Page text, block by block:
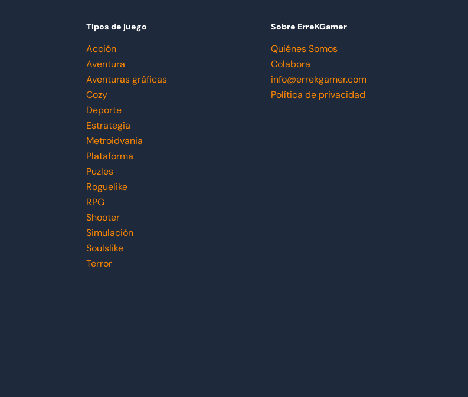
Tipos de juego
Acción
Aventura
Aventuras gráficas
Cozy
Deporte
Estrategia
Metroidvania
Plataforma
Puzles
Roguelike
RPG
Shooter
Simulación
Soulslike
Terror
Sobre ErreKGamer
Quiénes Somos
Colabora
info@errekgamer.com
Política de privacidad